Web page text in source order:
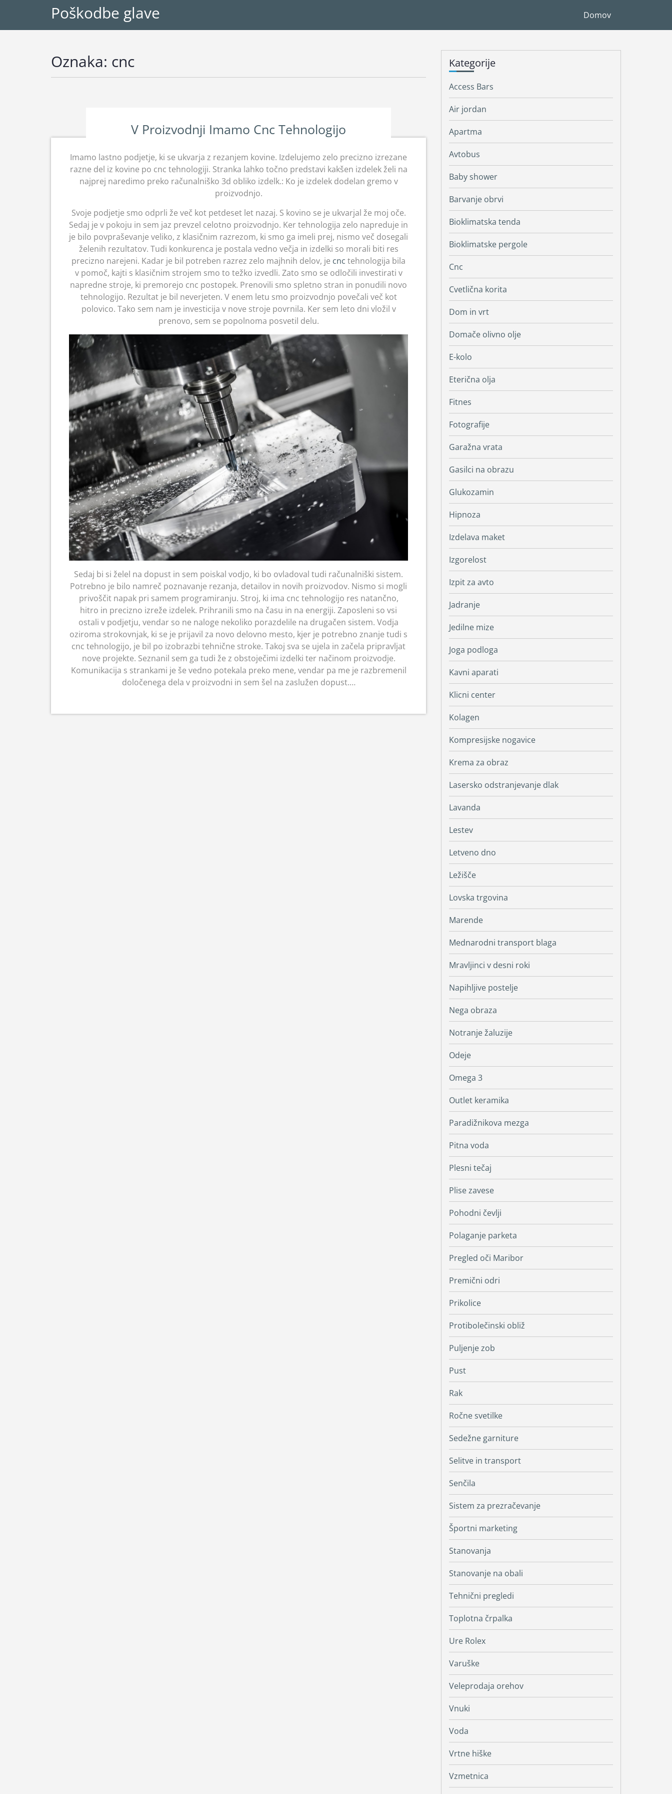
Poškodbe glave Domov
Oznaka: cnc
V Proizvodnji Imamo Cnc Tehnologijo
Imamo lastno podjetje, ki se ukvarja z rezanjem kovine. Izdelujemo zelo precizno izrezane
razne del iz kovine po cnc tehnologiji. Stranka lahko točno predstavi kakšen izdelek želi na
najprej naredimo preko računalniško 3d obliko izdelk.: Ko je izdelek dodelan gremo v
proizvodnjo.
Svoje podjetje smo odprli že več kot petdeset let nazaj. S kovino se je ukvarjal že moj oče.
Sedaj je v pokoju in sem jaz prevzel celotno proizvodnjo. Ker tehnologija zelo napreduje in
je bilo povpraševanje veliko, z klasičnim razrezom, ki smo ga imeli prej, nismo več dosegali
želenih rezultatov. Tudi konkurenca je postala vedno večja in izdelki so morali biti res
precizno narejeni. Kadar je bil potreben razrez zelo majhnih delov, je cnc tehnologija bila
v pomoč, kajti s klasičnim strojem smo to težko izvedli. Zato smo se odločili investirati v
napredne stroje, ki premorejo cnc postopek. Prenovili smo spletno stran in ponudili novo
tehnologijo. Rezultat je bil neverjeten. V enem letu smo proizvodnjo povečali več kot
polovico. Tako sem nam je investicija v nove stroje povrnila. Ker sem leto dni vložil v
prenovo, sem se popolnoma posvetil delu.
Sedaj bi si želel na dopust in sem poiskal vodjo, ki bo ovladoval tudi računalniški sistem.
Potrebno je bilo namreč poznavanje rezanja, detailov in novih proizvodov. Nismo si mogli
privoščit napak pri samem programiranju. Stroj, ki ima cnc tehnologijo res natančno,
hitro in precizno izreže izdelek. Prihranili smo na času in na energiji. Zaposleni so vsi
ostali v podjetju, vendar so ne naloge nekoliko porazdelile na drugačen sistem. Vodja
oziroma strokovnjak, ki se je prijavil za novo delovno mesto, kjer je potrebno znanje tudi s
cnc tehnologijo, je bil po izobrazbi tehnične stroke. Takoj sva se ujela in začela pripravljat
nove projekte. Seznanil sem ga tudi že z obstoječimi izdelki ter načinom proizvodje.
Komunikacija s strankami je še vedno potekala preko mene, vendar pa me je razbremenil
določenega dela v proizvodni in sem šel na zaslužen dopust.…
Kategorije
Access Bars
Air jordan
Apartma
Avtobus
Baby shower
Barvanje obrvi
Bioklimatska tenda
Bioklimatske pergole
Cnc
Cvetlična korita
Dom in vrt
Domače olivno olje
E-kolo
Eterična olja
Fitnes
Fotografije
Garažna vrata
Gasilci na obrazu
Glukozamin
Hipnoza
Izdelava maket
Izgorelost
Izpit za avto
Jadranje
Jedilne mize
Joga podloga
Kavni aparati
Klicni center
Kolagen
Kompresijske nogavice
Krema za obraz
Lasersko odstranjevanje dlak
Lavanda
Lestev
Letveno dno
Ležišče
Lovska trgovina
Marende
Mednarodni transport blaga
Mravljinci v desni roki
Napihljive postelje
Nega obraza
Notranje žaluzije
Odeje
Omega 3
Outlet keramika
Paradižnikova mezga
Pitna voda
Plesni tečaj
Plise zavese
Pohodni čevlji
Polaganje parketa
Pregled oči Maribor
Premični odri
Prikolice
Protibolečinski obliž
Puljenje zob
Pust
Rak
Ročne svetilke
Sedežne garniture
Selitve in transport
Senčila
Sistem za prezračevanje
Športni marketing
Stanovanja
Stanovanje na obali
Tehnični pregledi
Toplotna črpalka
Ure Rolex
Varuške
Veleprodaja orehov
Vnuki
Voda
Vrtne hiške
Vzmetnica